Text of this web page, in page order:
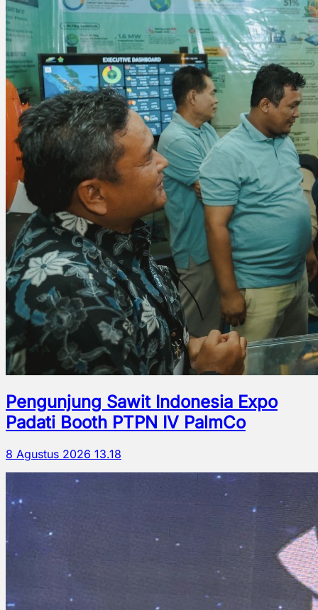
Pengunjung Sawit Indonesia Expo
Padati Booth PTPN IV PalmCo
8 Agustus 2026 13.18